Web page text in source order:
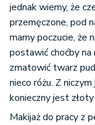
jednak wiemy, że
przemęczone, pod
mamy poczucie, że
postawić choćby
zmatowić twarz
nieco różu. Z
konieczny jest
Makijaż do pracy z